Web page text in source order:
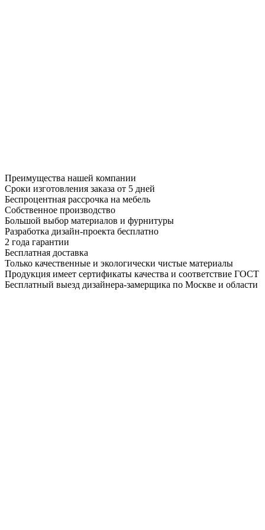
Преимущества нашей компании
Сроки изготовления заказа от 5 дней
Беспроцентная рассрочка на мебель
Собственное производство
Большой выбор материалов и фурнитуры
Разработка дизайн-проекта бесплатно
2 года гарантии
Бесплатная доставка
Только качественные и экологически чистые материалы
Продукция имеет сертификаты качества и соответствие ГОСТ
Бесплатный выезд дизайнера-замерщика по Москве и области